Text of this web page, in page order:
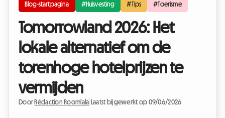
Blog-startpagina #Huisvesting #Tips #Toerisme
Tomorrowland 2026: Het
lokale alternatief om de
torenhoge hotelprijzen te
vermijden
Door Rédaction Roomlala Laatst bijgewerkt op 09/06/2026